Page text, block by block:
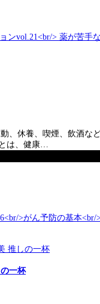
、休養、喫煙、飲酒な
は、健康…
推しの一杯
一杯